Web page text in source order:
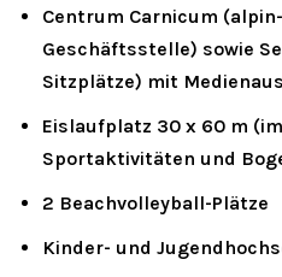
Centrum Carnicum
Geschäftsstelle) sowie
Sitzplätze) mit
Eislaufplatz 30 x 60 m
Sportaktivitäten und
2 Beachvolleyball-Plätze
Kinder- und